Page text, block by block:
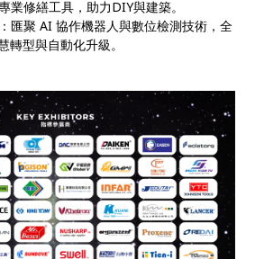
專業修繕工具，助力DIY與建築。
匯聚 AI 協作機器人與數位檢測技術，全
轉型與自動化升級。